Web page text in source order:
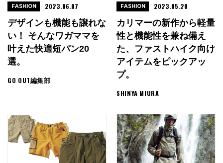
デザインも機能も譲れな
い！ そんなワガママを
叶えた快適短パン20
選。
GO OUT編集部
FASHION 2023.06.07
カリマーの新作から軽量
性と機能性を兼ね備え
た、ファストハイク向け
アイテムをピックアッ
プ。
SHINYA MIURA
FASHION 2023.05.20